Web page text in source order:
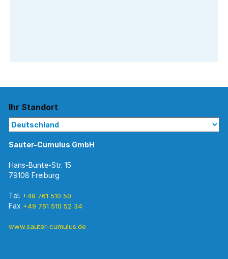
Ihr Standort
Sauter-Cumulus GmbH
Hans-Bunte-Str. 15
79108 Freiburg
Tel. +49 761 510 50
Fax +49 761 510 52 34
www.sauter-cumulus.de